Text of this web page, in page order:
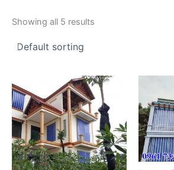
Showing all 5 results